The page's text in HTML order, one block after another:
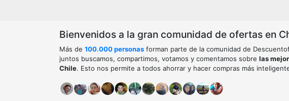
Bienvenidos a la gran comunidad de ofertas en
Más de 100.000 personas forman parte de la comunidad de
juntos buscamos, compartimos, votamos y comentamos sobre las
Chile. Esto nos permite a todos ahorrar y hacer compras más